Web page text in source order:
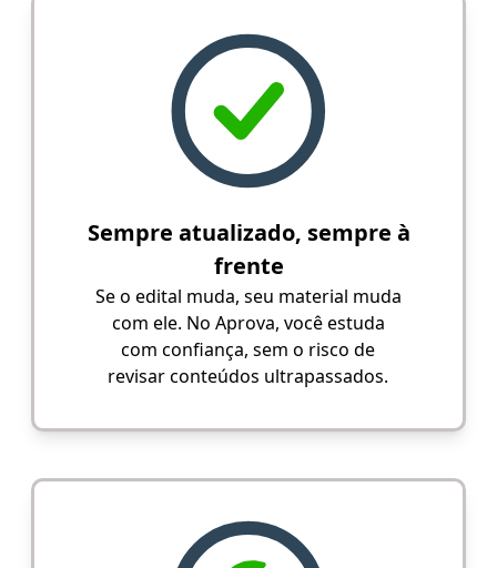
Sempre atualizado, sempre à
frente
Se o edital muda, seu material muda
com ele. No Aprova, você estuda
com confiança, sem o risco de
revisar conteúdos ultrapassados.